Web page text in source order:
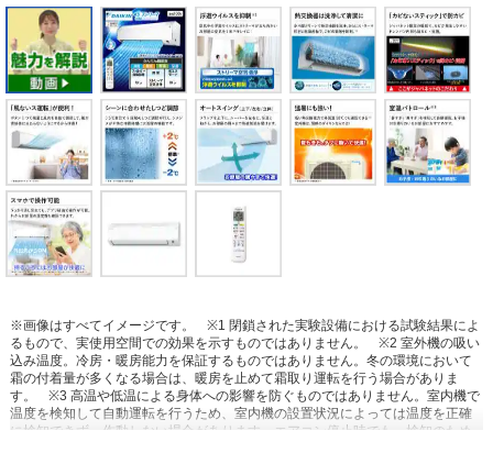
※画像はすべてイメージです。
※1 閉鎖された実験設備における試験結果によ
るもので、実使用空間での効果を示すものではありません。
※2 室外機の吸い
込み温度。冷房・暖房能力を保証するものではありません。冬の環境において
霜の付着量が多くなる場合は、暖房を止めて霜取り運転を行う場合がありま
す。
※3 高温や低温による身体への影響を防ぐものではありません。室内機で
温度を検知して自動運転を行うため、室内機の設置状況によっては温度を正確
に検知できず、作動しない場合があります。エアコン停止時でも、検知のため